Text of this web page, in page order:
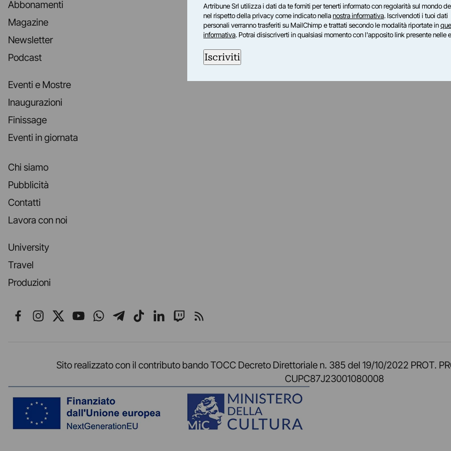
Abbonamenti
Magazine
Newsletter
Podcast
Eventi e Mostre
Inaugurazioni
Finissage
Eventi in giornata
Chi siamo
Pubblicità
Contatti
Lavora con noi
University
Travel
Produzioni
Seguici su Facebook
Seguici su Instagram
Seguici su X
Seguici su YouTube
Seguici su WhatsApp
Seguici su Telegram
Seguici su TikTok
Seguici su LinkedIn
Seguici su Twitch
Seguici su Rss
Sito realizzato con il contributo bando TOCC Decreto Direttoriale n. 385 del 19/10/2022 PROT.
CUPC87J23001080008
Artribune Srl utilizza i dati da te forniti per tenerti informato con regolarità sul mondo
nel rispetto della privacy come indicato nellanostra informativa. Iscrivendoti i tuoi dati
personali verranno trasferiti su MailChimp e trattati secondo le modalità riportate in
informativa. Potrai disiscriverti in qualsiasi momento con l'apposito link presente nelle
Iscriviti